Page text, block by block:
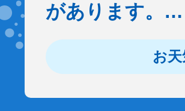
があります。…
お